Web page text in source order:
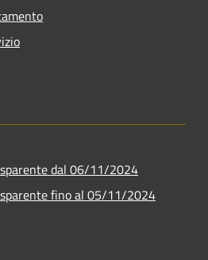
dal 06/11/2024
fino al 05/11/2024